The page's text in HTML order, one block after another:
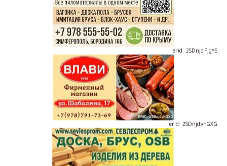
erid: 2SDnjdPjgYS
erid: 2SDnjdvhGXG